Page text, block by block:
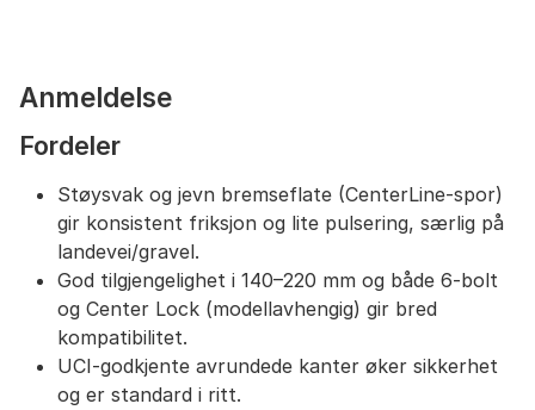
Anmeldelse
Fordeler
Støysvak og jevn bremseflate (CenterLine-spor)
gir konsistent friksjon og lite pulsering, særlig på
landevei/gravel.
God tilgjengelighet i 140–220 mm og både 6-bolt
og Center Lock (modellavhengig) gir bred
kompatibilitet.
UCI-godkjente avrundede kanter øker sikkerhet
og er standard i ritt.